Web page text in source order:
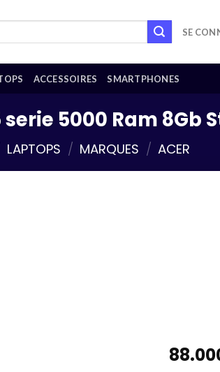
SE
ACCESSOIRES SMARTPHONES
serie 5000 Ram 8Gb
LAPTOPS / MARQUES / ACER